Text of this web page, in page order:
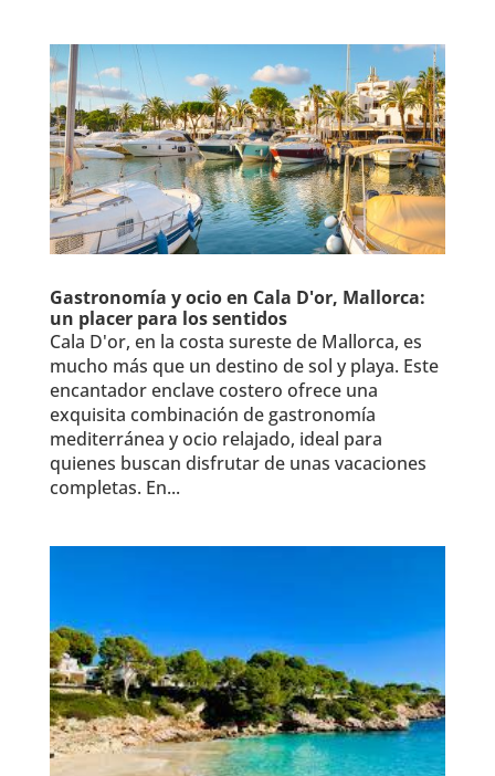
Gastronomía y ocio en Cala D'or, Mallorca:
un placer para los sentidos
Cala D'or, en la costa sureste de Mallorca, es
mucho más que un destino de sol y playa. Este
encantador enclave costero ofrece una
exquisita combinación de gastronomía
mediterránea y ocio relajado, ideal para
quienes buscan disfrutar de unas vacaciones
completas. En...